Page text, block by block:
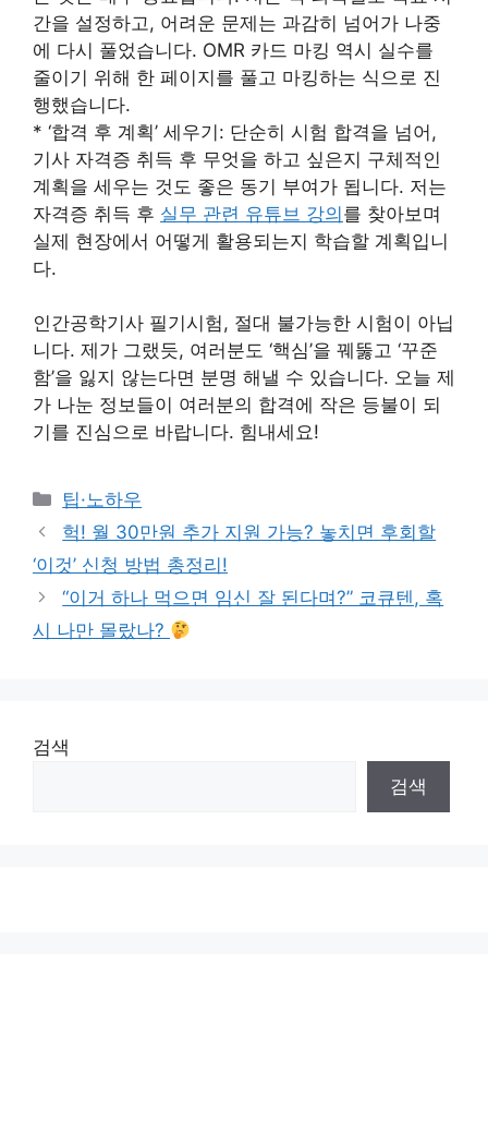
간을 설정하고, 어려운 문제는 과감히 넘어가 나중
에 다시 풀었습니다. OMR 카드 마킹 역시 실수를
줄이기 위해 한 페이지를 풀고 마킹하는 식으로 진
행했습니다.
* ‘합격 후 계획’ 세우기: 단순히 시험 합격을 넘어,
기사 자격증 취득 후 무엇을 하고 싶은지 구체적인
계획을 세우는 것도 좋은 동기 부여가 됩니다. 저는
자격증 취득 후 실무 관련 유튜브 강의를 찾아보며
실제 현장에서 어떻게 활용되는지 학습할 계획입니
다.
인간공학기사 필기시험, 절대 불가능한 시험이 아닙
니다. 제가 그랬듯, 여러분도 ‘핵심’을 꿰뚫고 ‘꾸준
함’을 잃지 않는다면 분명 해낼 수 있습니다. 오늘 제
가 나눈 정보들이 여러분의 합격에 작은 등불이 되
기를 진심으로 바랍니다. 힘내세요!
Categories
팁·노하우
헉! 월 30만원 추가 지원 가능? 놓치면 후회할
‘이것’ 신청 방법 총정리!
“이거 하나 먹으면 임신 잘 된다며?” 코큐텐, 혹
시 나만 몰랐나?
검색
검색